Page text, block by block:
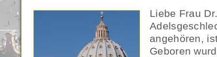
Liebe Frau
angehören,
Geboren